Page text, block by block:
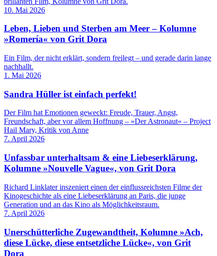
10. Mai 2026
Leben, Lieben und Sterben am Meer – Kolumne
»Romería« von Grit Dora
Ein Film, der nicht erklärt, sondern freilegt – und gerade darin lange
nachhallt.
1. Mai 2026
Sandra Hüller ist einfach perfekt!
Der Film hat Emotionen geweckt: Freude, Trauer, Angst,
Freundschaft, aber vor allem Hoffnung – »Der Astronaut« – Project
Hail Mary, Kritik von Anne
7. April 2026
Unfassbar unterhaltsam & eine Liebeserklärung,
Kolumne »Nouvelle Vague«, von Grit Dora
Richard Linklater inszeniert einen der einflussreichsten Filme der
Kinogeschichte als eine Liebeserklärung an Paris, die junge
Generation und an das Kino als Möglichkeitsraum.
7. April 2026
Unerschütterliche Zugewandtheit, Kolumne »Ach,
diese Lücke, diese entsetzliche Lücke«, von Grit
Dora